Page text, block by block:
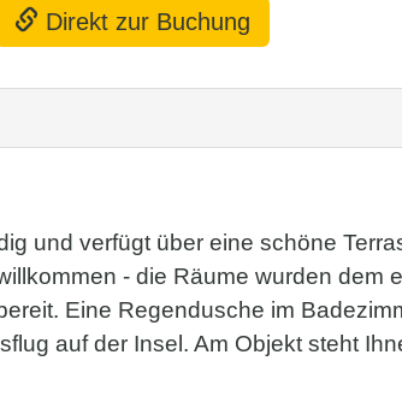
Direkt zur Buchung
und verfügt über eine schöne
- die Räume wurden dem
Eine Regendusche im
auf der Insel. Am Objekt steht